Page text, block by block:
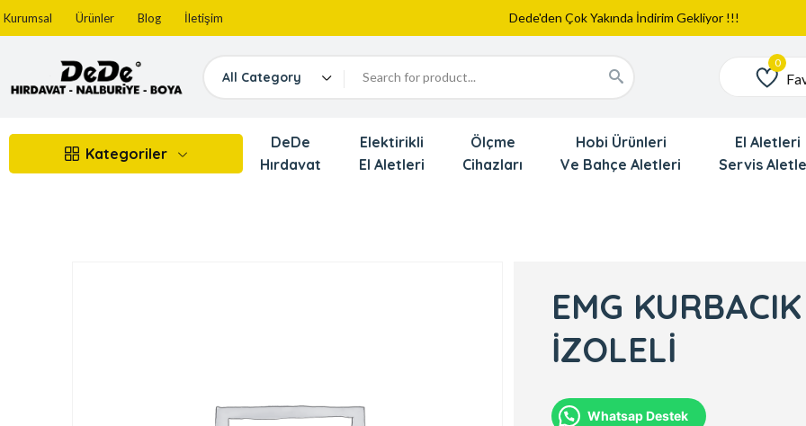
Kurumsal Ürünler Blog İletişim
Web Sitemiz Yayında
Yeni Eklenen Ürünlerimizi İnceledinizmi ?
All Category Favoriler
Kategoriler
DeDe
Hırdavat
Elektirikli
El Aletleri
Ölçme
Cihazları
Hobi Ürünleri
Ve Bahçe Aletleri
El Aletleri
Servis
EMG
İZOLELİ
Whatsap Destek